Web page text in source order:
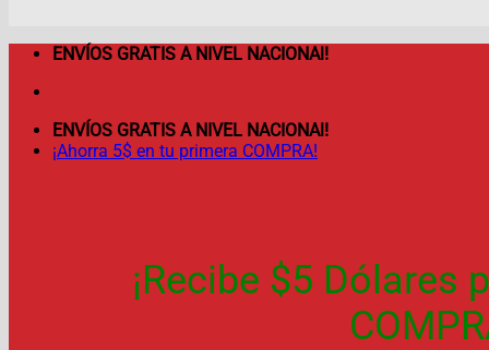
ENVÍOS GRATIS A NIVEL NACIONAl!
ENVÍOS GRATIS A NIVEL NACIONAl!
¡Ahorra 5$ en tu primera COMPRA!
¡Recibe $5 Dólares